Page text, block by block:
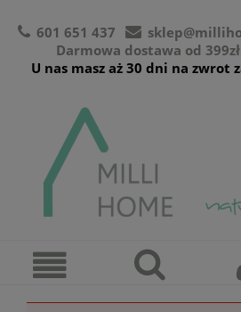
601 651 437
Darmowa dostawa od
U nas masz aż 30 dni na zwrot